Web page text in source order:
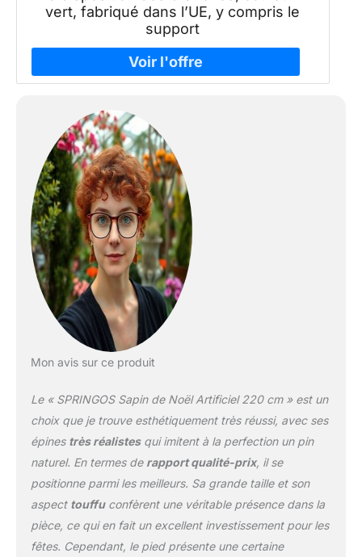
vert, fabriqué dans l’UE, y compris le
support
Mon avis sur ce produit
Le « SPRINGOS Sapin de Noël Artificiel 220 cm » est un
choix que je trouve esthétiquement très réussi, avec ses
épines très réalistesqui imitent à la perfection un pin
naturel. En termes de rapport qualité-prix, il se
positionne parmi les meilleurs. Sa grande taille et son
aspect touffuconfèrent une véritable présence dans la
pièce, ce qui en fait un excellent investissement pour les
fêtes. Cependant, le pied présente une certaine